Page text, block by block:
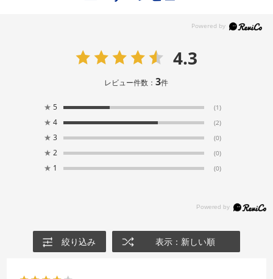
4.3
レビュー件数：3件
★ 5 (1)
★ 4 (2)
★ 3 (0)
★ 2 (0)
★ 1 (0)
絞り込み 表示：新しい順